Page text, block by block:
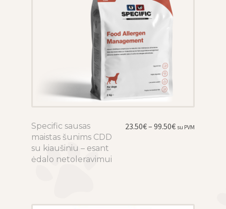
the
product
page
This
Specific sausas
maistas šunims CDD
su kiaušiniu – esant
ėdalo netoleravimui
23.50€– 99.50€Price
su PVM